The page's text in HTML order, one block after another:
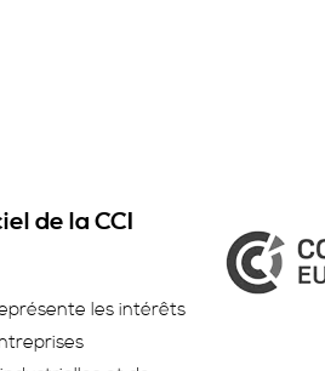
de la CCI
les intérêts